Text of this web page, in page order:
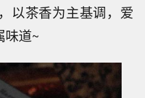
以茶香为主基调，爱
味道~